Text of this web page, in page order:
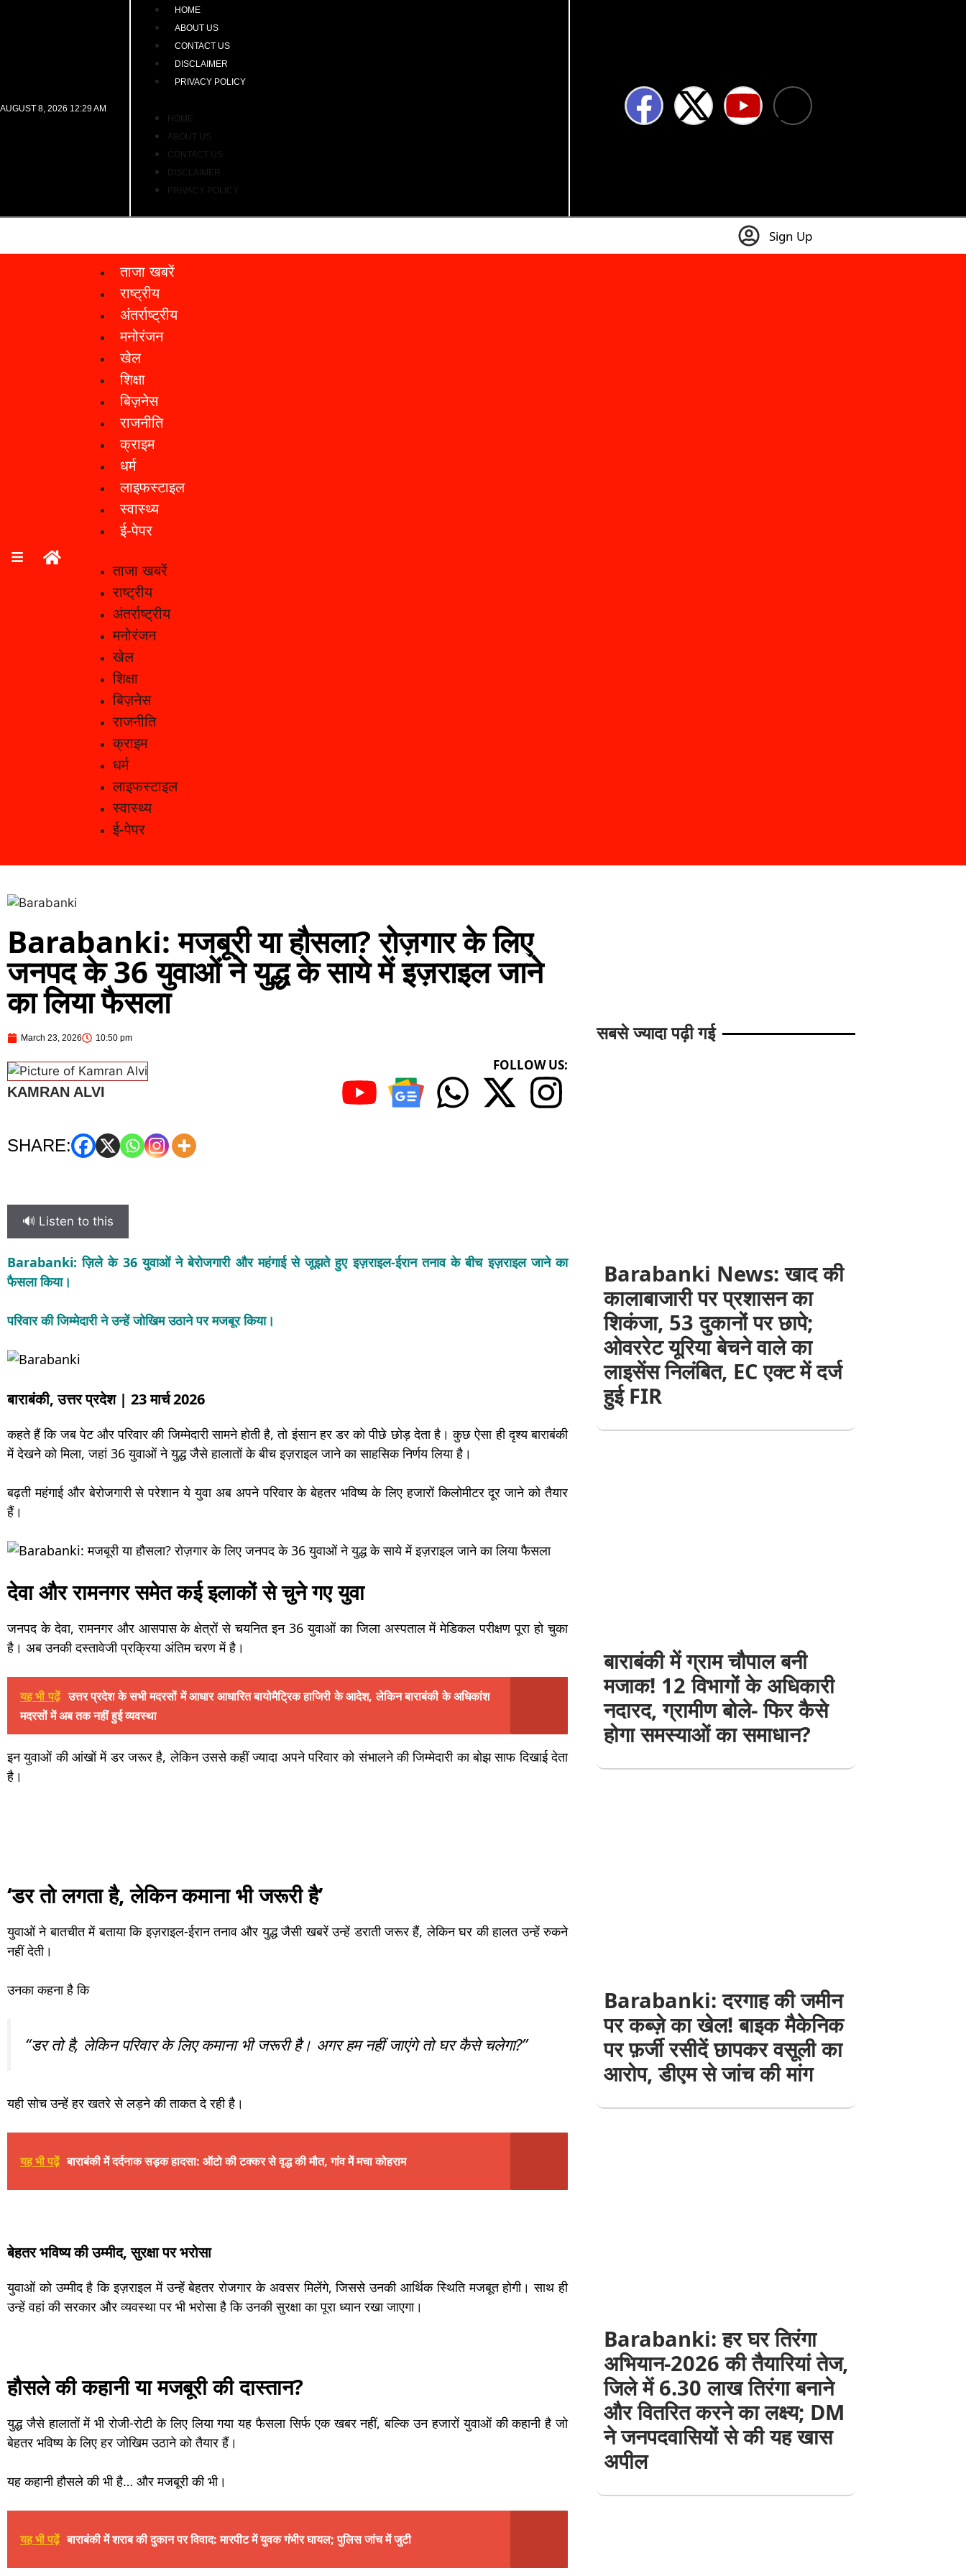
AUGUST 8, 2026 12:29 AM
HOME
ABOUT US
CONTACT US
DISCLAIMER
PRIVACY POLICY
HOME
ABOUT US
CONTACT US
DISCLAIMER
PRIVACY POLICY
Sign Up
ताजा खबरें
राष्ट्रीय
अंतर्राष्ट्रीय
मनोरंजन
खेल
शिक्षा
बिज़नेस
राजनीति
क्राइम
धर्म
लाइफस्टाइल
स्वास्थ्य
ई-पेपर
ताजा खबरें
राष्ट्रीय
अंतर्राष्ट्रीय
मनोरंजन
खेल
शिक्षा
बिज़नेस
राजनीति
क्राइम
धर्म
लाइफस्टाइल
स्वास्थ्य
ई-पेपर
Barabanki: मजबूरी या हौसला? रोज़गार के लिए
जनपद के 36 युवाओं ने युद्ध के साये में इज़राइल जाने
का लिया फैसला
March 23, 2026 10:50 pm
KAMRAN ALVI
FOLLOW US:
SHARE:
🔊 Listen to this
Barabanki: ज़िले के 36 युवाओं ने बेरोजगारी और महंगाई से जूझते हुए इज़राइल-ईरान तनाव के बीच इज़राइल जाने का
फैसला किया।
परिवार की जिम्मेदारी ने उन्हें जोखिम उठाने पर मजबूर किया।
बाराबंकी, उत्तर प्रदेश | 23 मार्च 2026
कहते हैं कि जब पेट और परिवार की जिम्मेदारी सामने होती है, तो इंसान हर डर को पीछे छोड़ देता है। कुछ ऐसा ही दृश्य बाराबंकी
में देखने को मिला, जहां 36 युवाओं ने युद्ध जैसे हालातों के बीच इज़राइल जाने का साहसिक निर्णय लिया है।
बढ़ती महंगाई और बेरोजगारी से परेशान ये युवा अब अपने परिवार के बेहतर भविष्य के लिए हजारों किलोमीटर दूर जाने को तैयार
हैं।
देवा और रामनगर समेत कई इलाकों से चुने गए युवा
जनपद के देवा, रामनगर और आसपास के क्षेत्रों से चयनित इन 36 युवाओं का जिला अस्पताल में मेडिकल परीक्षण पूरा हो चुका
है। अब उनकी दस्तावेजी प्रक्रिया अंतिम चरण में है।
यह भी पढ़ें उत्तर प्रदेश के सभी मदरसों में आधार आधारित बायोमैट्रिक हाजिरी के आदेश, लेकिन बाराबंकी के अधिकांश
मदरसों में अब तक नहीं हुई व्यवस्था
इन युवाओं की आंखों में डर जरूर है, लेकिन उससे कहीं ज्यादा अपने परिवार को संभालने की जिम्मेदारी का बोझ साफ दिखाई देता
है।
‘डर तो लगता है, लेकिन कमाना भी जरूरी है’
युवाओं ने बातचीत में बताया कि इज़राइल-ईरान तनाव और युद्ध जैसी खबरें उन्हें डराती जरूर हैं, लेकिन घर की हालत उन्हें रुकने
नहीं देती।
उनका कहना है कि
“डर तो है, लेकिन परिवार के लिए कमाना भी जरूरी है। अगर हम नहीं जाएंगे तो घर कैसे चलेगा?”
यही सोच उन्हें हर खतरे से लड़ने की ताकत दे रही है।
यह भी पढ़ें बाराबंकी में दर्दनाक सड़क हादसा: ऑटो की टक्कर से वृद्ध की मौत, गांव में मचा कोहराम
बेहतर भविष्य की उम्मीद, सुरक्षा पर भरोसा
युवाओं को उम्मीद है कि इज़राइल में उन्हें बेहतर रोजगार के अवसर मिलेंगे, जिससे उनकी आर्थिक स्थिति मजबूत होगी। साथ ही
उन्हें वहां की सरकार और व्यवस्था पर भी भरोसा है कि उनकी सुरक्षा का पूरा ध्यान रखा जाएगा।
हौसले की कहानी या मजबूरी की दास्तान?
युद्ध जैसे हालातों में भी रोजी-रोटी के लिए लिया गया यह फैसला सिर्फ एक खबर नहीं, बल्कि उन हजारों युवाओं की कहानी है जो
बेहतर भविष्य के लिए हर जोखिम उठाने को तैयार हैं।
यह कहानी हौसले की भी है… और मजबूरी की भी।
यह भी पढ़ें बाराबंकी में शराब की दुकान पर विवाद: मारपीट में युवक गंभीर घायल; पुलिस जांच में जुटी
सबसे ज्यादा पढ़ी गई
Barabanki News: खाद की
कालाबाजारी पर प्रशासन का
शिकंजा, 53 दुकानों पर छापे;
ओवररेट यूरिया बेचने वाले का
लाइसेंस निलंबित, EC एक्ट में दर्ज
हुई FIR
बाराबंकी में ग्राम चौपाल बनी
मजाक! 12 विभागों के अधिकारी
नदारद, ग्रामीण बोले- फिर कैसे
होगा समस्याओं का समाधान?
Barabanki: दरगाह की जमीन
पर कब्ज़े का खेल! बाइक मैकेनिक
पर फ़र्जी रसीदें छापकर वसूली का
आरोप, डीएम से जांच की मांग
Barabanki: हर घर तिरंगा
अभियान-2026 की तैयारियां तेज,
जिले में 6.30 लाख तिरंगा बनाने
और वितरित करने का लक्ष्य; DM
ने जनपदवासियों से की यह खास
अपील